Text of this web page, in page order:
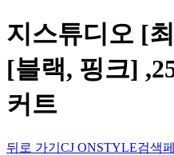
지스튜디오 [
[블랙, 핑크]
커트
뒤로 가기 CJ ONSTYLE검색